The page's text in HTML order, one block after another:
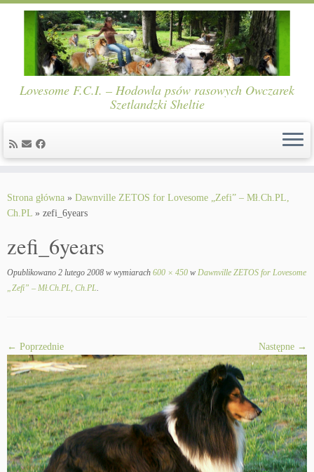
content
Lovesome F.C.I. – Hodowla psów rasowych Owczarek
Szetlandzki Sheltie
Strona główna » Dawnville ZETOS for Lovesome „Zefi” – Mł.Ch.PL,
Ch.PL » zefi_6years
zefi_6years
Opublikowano 2 lutego 2008 w wymiarach 600 × 450 w Dawnville ZETOS for Lovesome
„Zefi” – Mł.Ch.PL, Ch.PL.
← Poprzednie Następne →